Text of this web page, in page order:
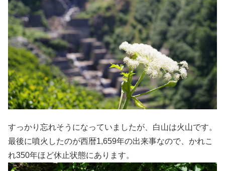
すっかり忘れそうになっていましたが、白山は火山です。
最後に噴火したのが西暦1,659年の出来事なので、かれこ
れ350年ほど休止状態にあります。